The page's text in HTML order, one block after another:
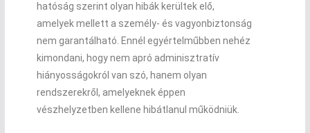
hatóság szerint olyan hibák kerültek elő,
amelyek mellett a személy- és vagyonbiztonság
nem garantálható. Ennél egyértelműbben nehéz
kimondani, hogy nem apró adminisztratív
hiányosságokról van szó, hanem olyan
rendszerekről, amelyeknek éppen
vészhelyzetben kellene hibátlanul működniük.